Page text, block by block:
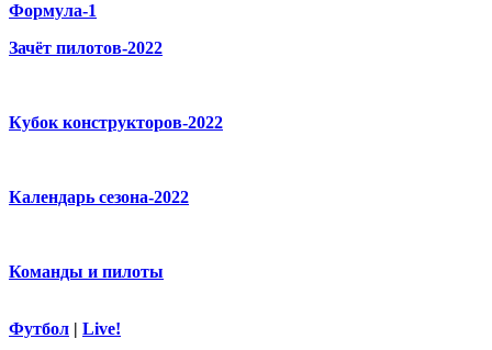
Формула-1
Зачёт пилотов-2022
Кубок конструкторов-2022
Календарь сезона-2022
Команды и пилоты
Футбол | Live!